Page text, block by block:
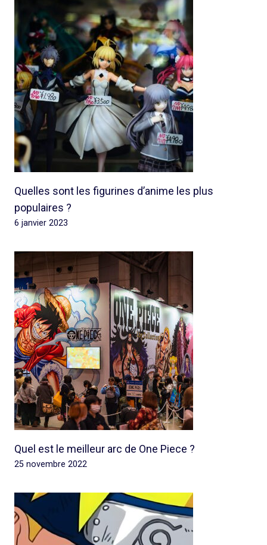
Quelles sont les figurines d’anime les plus
populaires ?
6 janvier 2023
Quel est le meilleur arc de One Piece ?
25 novembre 2022